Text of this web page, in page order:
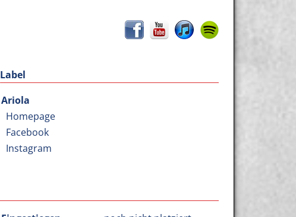
Label
Ariola
Homepage
Facebook
Instagram